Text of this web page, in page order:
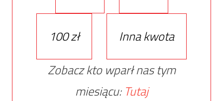
100 zł
Inna kwota
Zobacz kto wparł nas tym
miesiącu: Tutaj